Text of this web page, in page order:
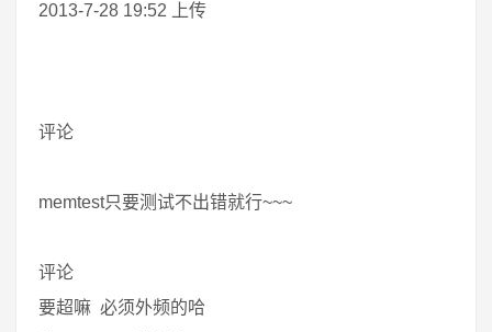
2013-7-28 19:52 上传
评论
memtest只要测试不出错就行~~~
评论
要超嘛 必须外频的哈